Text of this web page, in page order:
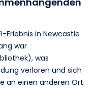
Erlebnis in Newcastle
war
was
verloren und sich
an einen anderen Ort